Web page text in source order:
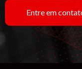
Entre em